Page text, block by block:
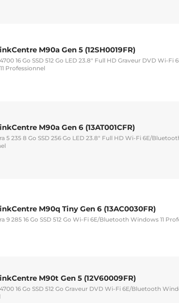
M90a Gen 5 (12SH0019FR)
16 Go SSD 512 Go LED 23.8" Full HD Graveur DVD Wi-Fi
Professionnel
M90a Gen 6 (13AT001CFR)
5 235 8 Go SSD 256 Go LED 23.8" Full HD Wi-Fi 6E/
M90q Tiny Gen 6 (13AC0030FR)
9 285 16 Go SSD 512 Go Wi-Fi 6E/Bluetooth Windows 11
M90t Gen 5 (12V60009FR)
16 Go SSD 512 Go Graveur DVD Wi-Fi 6E/Bluetooth